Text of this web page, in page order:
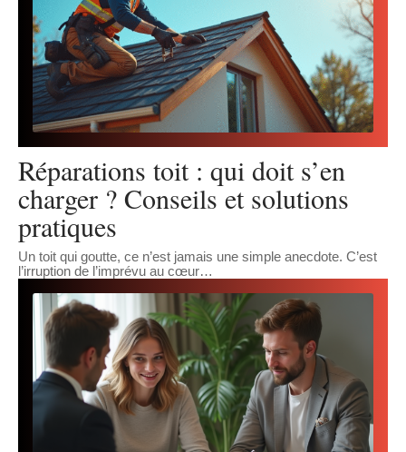
Réparations toit : qui doit s’en
charger ? Conseils et solutions
pratiques
Un toit qui goutte, ce n’est jamais une simple anecdote. C’est
l’irruption de l’imprévu au cœur…